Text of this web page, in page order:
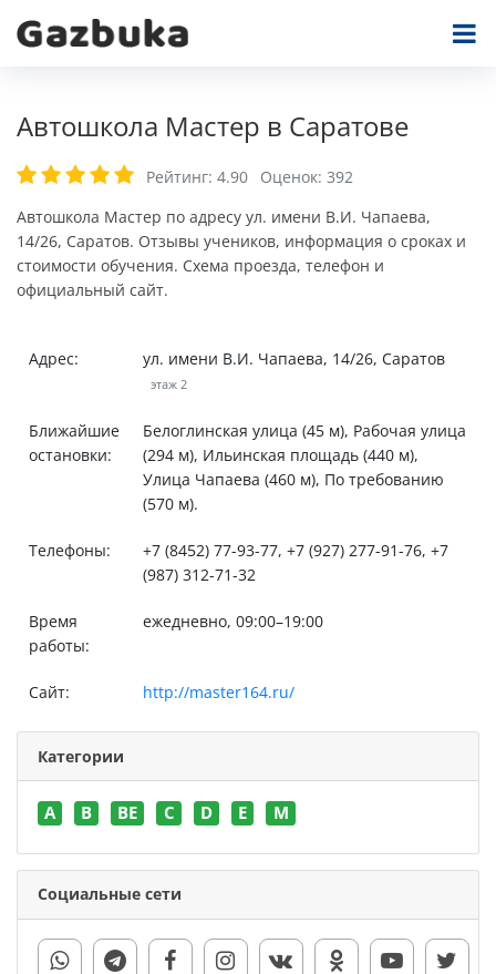
Автошкола Мастер в Саратове
Рейтинг: 4.90 Оценок: 392
Автошкола Мастер по адресу ул. имени В.И. Чапаева,
14/26, Саратов. Отзывы учеников, информация о сроках и
стоимости обучения. Схема проезда, телефон и
официальный сайт.
Адрес: ул. имени В.И. Чапаева, 14/26, Саратов
этаж 2
Ближайшие
остановки:
Белоглинская улица (45 м), Рабочая улица
(294 м), Ильинская площадь (440 м),
Улица Чапаева (460 м), По требованию
(570 м).
Телефоны:
+7 (8452) 77-93-77, +7 (927) 277-91-76, +7
(987) 312-71-32
Время
работы:
ежедневно, 09:00–19:00
Сайт: http://master164.ru/
Категории
A B BE C D E M
Социальные сети